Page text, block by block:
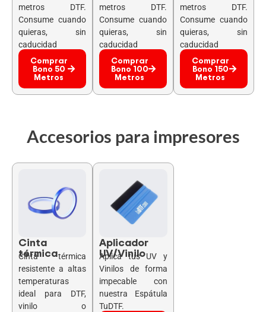
metros DTF.
Consume cuando
quieras, sin
caducidad
Comprar
Bono 50
Metros
metros DTF.
Consume cuando
quieras, sin
caducidad
Comprar
Bono 100
Metros
metros DTF.
Consume cuando
quieras, sin
caducidad
Comprar
Bono 150
Metros
Accesorios para impresores
Cinta
térmica
Cinta térmica
resistente a altas
temperaturas
ideal para DTF,
vinilo o
Aplicador
UV/Vinilo
Aplica tus UV y
Vinilos de forma
impecable con
nuestra Espátula
TuDTF.